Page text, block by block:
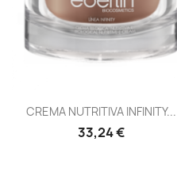
Vista rápida
CREMA NUTRITIVA INFINITY...
33,24 €